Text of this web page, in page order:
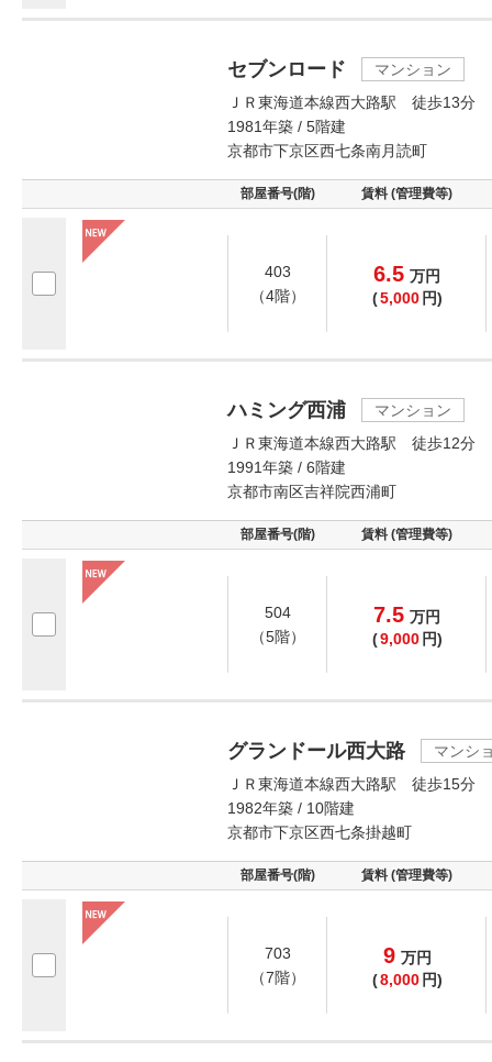
セブンロード
マンション
ＪＲ東海道本線西大路駅 徒歩13分
1981年築 / 5階建
京都市下京区西七条南月読町
部屋番号(階) 賃料 (管理費等)
403
（4階）
6.5 万円
(5,000 円)
ハミング西浦
マンション
ＪＲ東海道本線西大路駅 徒歩12分
1991年築 / 6階建
京都市南区吉祥院西浦町
部屋番号(階) 賃料 (管理費等)
504
（5階）
7.5 万円
(9,000 円)
グランドール西大路
マンシ
ＪＲ東海道本線西大路駅 徒歩15分
1982年築 / 10階建
京都市下京区西七条掛越町
部屋番号(階) 賃料 (管理費等)
703
（7階）
9 万円
(8,000 円)